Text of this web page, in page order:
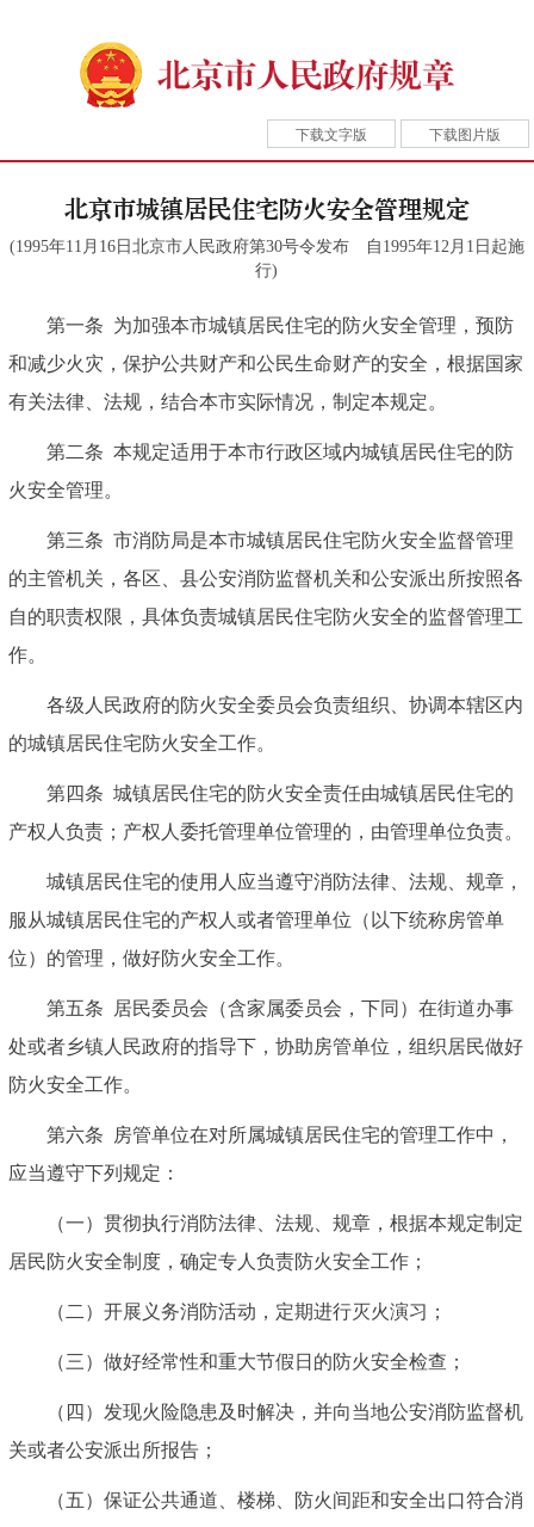
下载文字版 下载图片版
北京市城镇居民住宅防火安全管理规定
(1995年11月16日北京市人民政府第30号令发布 自1995年12月1日起施
行)
第一条 为加强本市城镇居民住宅的防火安全管理，预防
和减少火灾，保护公共财产和公民生命财产的安全，根据国家
有关法律、法规，结合本市实际情况，制定本规定。
第二条 本规定适用于本市行政区域内城镇居民住宅的防
火安全管理。
第三条 市消防局是本市城镇居民住宅防火安全监督管理
的主管机关，各区、县公安消防监督机关和公安派出所按照各
自的职责权限，具体负责城镇居民住宅防火安全的监督管理工
作。
各级人民政府的防火安全委员会负责组织、协调本辖区内
的城镇居民住宅防火安全工作。
第四条 城镇居民住宅的防火安全责任由城镇居民住宅的
产权人负责；产权人委托管理单位管理的，由管理单位负责。
城镇居民住宅的使用人应当遵守消防法律、法规、规章，
服从城镇居民住宅的产权人或者管理单位（以下统称房管单
位）的管理，做好防火安全工作。
第五条 居民委员会（含家属委员会，下同）在街道办事
处或者乡镇人民政府的指导下，协助房管单位，组织居民做好
防火安全工作。
第六条 房管单位在对所属城镇居民住宅的管理工作中，
应当遵守下列规定：
（一）贯彻执行消防法律、法规、规章，根据本规定制定
居民防火安全制度，确定专人负责防火安全工作；
（二）开展义务消防活动，定期进行灭火演习；
（三）做好经常性和重大节假日的防火安全检查；
（四）发现火险隐患及时解决，并向当地公安消防监督机
关或者公安派出所报告；
（五）保证公共通道、楼梯、防火间距和安全出口符合消